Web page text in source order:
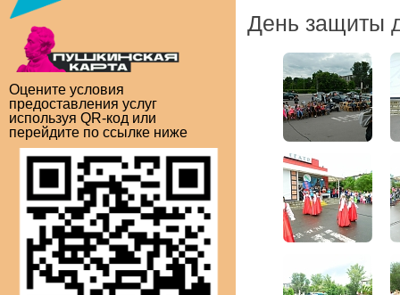
Оцените условия
предоставления услуг
используя QR-код или
перейдите по ссылке ниже
День защиты